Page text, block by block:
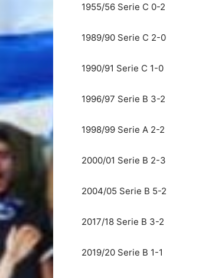
1955/56 Serie C 0-2
1989/90 Serie C 2-0
1990/91 Serie C 1-0
1996/97 Serie B 3-2
1998/99 Serie A 2-2
2000/01 Serie B 2-3
2004/05 Serie B 5-2
2017/18 Serie B 3-2
2019/20 Serie B 1-1